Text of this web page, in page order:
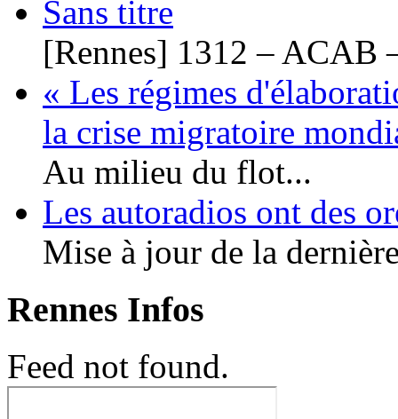
Sans titre
[Rennes] 1312 – ACAB
« Les régimes
la crise migratoire
Au milieu du flot...
Les autoradios ont des
Mise à jour de la
Rennes Infos
Feed not found.